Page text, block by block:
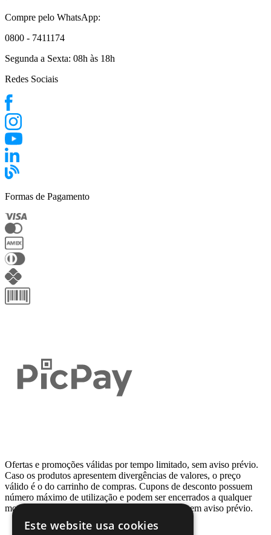
Compre pelo WhatsApp:
0800 - 7411174
Segunda a Sexta: 08h às 18h
Redes Sociais
Formas de Pagamento
Ofertas e promoções válidas por tempo limitado, sem aviso prévio.
Caso os produtos apresentem divergências de valores, o preço
válido é o do carrinho de compras. Cupons de desconto possuem
número máximo de utilização e podem ser encerrados a qualquer
momento, de acordo com sua disponibilidade e sem aviso prévio.
Este website usa cookies